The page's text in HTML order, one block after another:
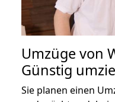
Umzüge von
Günstig
Sie planen einen